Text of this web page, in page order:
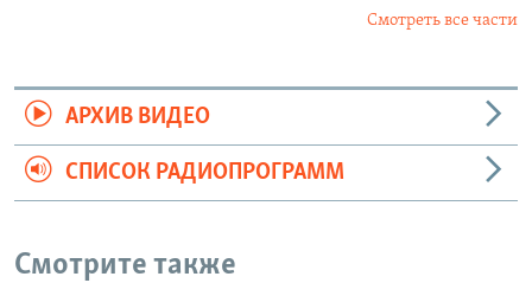
Смотреть все части
АРХИВ ВИДЕО
СПИСОК РАДИОПРОГРАММ
Смотрите также